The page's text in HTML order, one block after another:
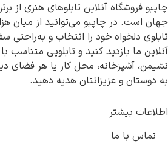
چاپبو فروشگاه آنلاین تابلوهای هنری از
جهان است. در چاپبو می‌توانید از میان
تابلوی دلخواه خود را انتخاب و به‌راحتی
آنلاین ما بازدید کنید و تابلویی متناسب
نشیمن، آشپزخانه، محل کار یا هر فضای
به دوستان و عزیزانتان هدیه دهید.
اطلاعات بیشتر
تماس با ما